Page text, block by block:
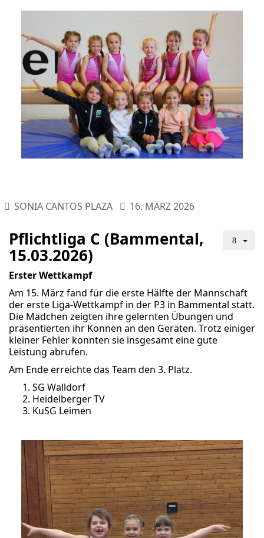
SONIA CANTOS PLAZA 16. MÄRZ 2026
Pflichtliga C (Bammental,
15.03.2026)
Erster Wettkampf
Am 15. März fand für die erste Hälfte der Mannschaft
der erste Liga-Wettkampf in der P3 in Bammental statt.
Die Mädchen zeigten ihre gelernten Übungen und
präsentierten ihr Können an den Geräten. Trotz einiger
kleiner Fehler konnten sie insgesamt eine gute
Leistung abrufen.
Am Ende erreichte das Team den 3. Platz.
SG Walldorf
Heidelberger TV
KuSG Leimen